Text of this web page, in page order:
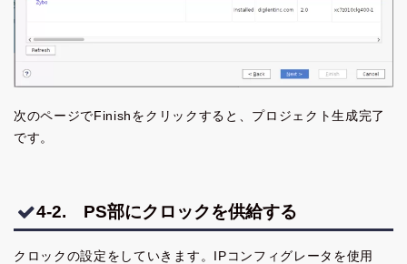
次のページでFinishをクリックすると、プロジェクト生成完了
です。
4-2. PS部にクロックを供給する
クロックの設定をしていきます。IPコンフィグレータを使用